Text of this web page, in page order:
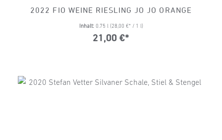
2022 FIO WEINE RIESLING JO JO ORANGE
Inhalt: 0.75 l (28,00 €* / 1 l)
21,00 €*